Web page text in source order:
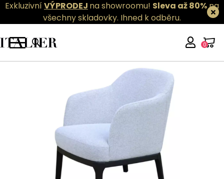
ExkluzivníVÝPRODEJ na showroomu! Sleva až 80%na
všechny skladovky. Ihned k odběru.
0